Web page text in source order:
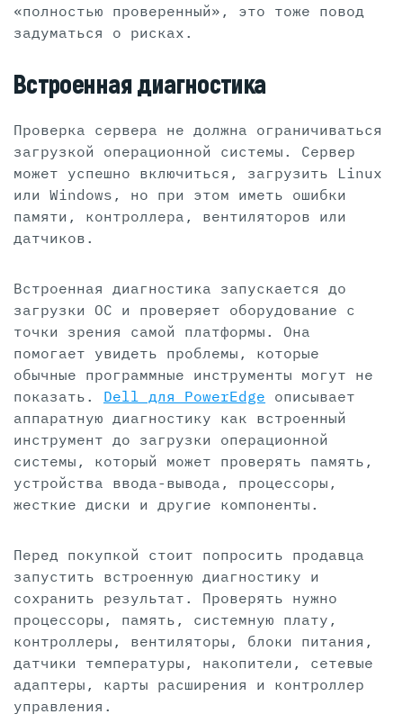
«полностью проверенный», это тоже повод
задуматься о рисках.
Встроенная диагностика
Проверка сервера не должна ограничиваться
загрузкой операционной системы. Сервер
может успешно включиться, загрузить Linux
или Windows, но при этом иметь ошибки
памяти, контроллера, вентиляторов или
датчиков.
Встроенная диагностика запускается до
загрузки ОС и проверяет оборудование с
точки зрения самой платформы. Она
помогает увидеть проблемы, которые
обычные программные инструменты могут не
показать. Dell для PowerEdge описывает
аппаратную диагностику как встроенный
инструмент до загрузки операционной
системы, который может проверять память,
устройства ввода-вывода, процессоры,
жесткие диски и другие компоненты.
Перед покупкой стоит попросить продавца
запустить встроенную диагностику и
сохранить результат. Проверять нужно
процессоры, память, системную плату,
контроллеры, вентиляторы, блоки питания,
датчики температуры, накопители, сетевые
адаптеры, карты расширения и контроллер
управления.